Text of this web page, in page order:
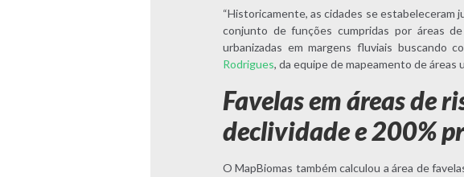
“Historicamente, as cidades se estabeleceram
conjunto de funções cumpridas por áreas
urbanizadas em margens fluviais buscando
Rodrigues, da equipe de mapeamento de áreas
Favelas em áreas de
declividade e 200%
O MapBiomas também calculou a área de